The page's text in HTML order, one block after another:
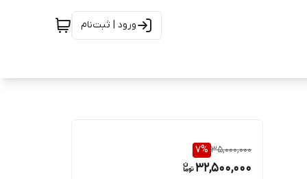
ورود | ثبت‌نام
35,000,000
7%
32,500,000